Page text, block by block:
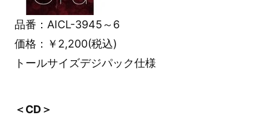
品番：AICL-3945～6
価格：￥2,200(税込)
トールサイズデジパック仕様
＜CD＞